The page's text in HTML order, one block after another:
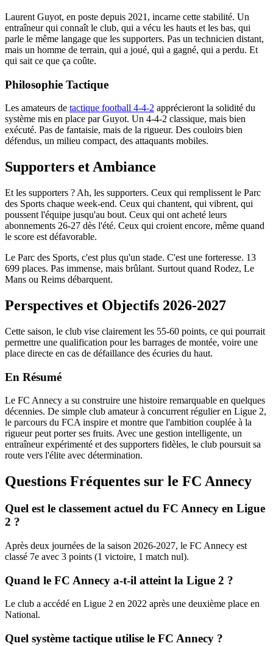
Laurent Guyot, en poste depuis 2021, incarne cette stabilité. Un
entraîneur qui connaît le club, qui a vécu les hauts et les bas, qui
parle le même langage que les supporters. Pas un technicien distant,
mais un homme de terrain, qui a joué, qui a gagné, qui a perdu. Et
qui sait ce que ça coûte.
Philosophie Tactique
Les amateurs de tactique football 4-4-2 apprécieront la solidité du
système mis en place par Guyot. Un 4-4-2 classique, mais bien
exécuté. Pas de fantaisie, mais de la rigueur. Des couloirs bien
défendus, un milieu compact, des attaquants mobiles.
Supporters et Ambiance
Et les supporters ? Ah, les supporters. Ceux qui remplissent le Parc
des Sports chaque week-end. Ceux qui chantent, qui vibrent, qui
poussent l'équipe jusqu'au bout. Ceux qui ont acheté leurs
abonnements 26-27 dès l'été. Ceux qui croient encore, même quand
le score est défavorable.
Le Parc des Sports, c'est plus qu'un stade. C'est une forteresse. 13
699 places. Pas immense, mais brûlant. Surtout quand Rodez, Le
Mans ou Reims débarquent.
Perspectives et Objectifs 2026-2027
Cette saison, le club vise clairement les 55-60 points, ce qui pourrait
permettre une qualification pour les barrages de montée, voire une
place directe en cas de défaillance des écuries du haut.
En Résumé
Le FC Annecy a su construire une histoire remarquable en quelques
décennies. De simple club amateur à concurrent régulier en Ligue 2,
le parcours du FCA inspire et montre que l'ambition couplée à la
rigueur peut porter ses fruits. Avec une gestion intelligente, un
entraîneur expérimenté et des supporters fidèles, le club poursuit sa
route vers l'élite avec détermination.
Questions Fréquentes sur le FC Annecy
Quel est le classement actuel du FC Annecy en Ligue
2 ?
Après deux journées de la saison 2026-2027, le FC Annecy est
classé 7e avec 3 points (1 victoire, 1 match nul).
Quand le FC Annecy a-t-il atteint la Ligue 2 ?
Le club a accédé en Ligue 2 en 2022 après une deuxième place en
National.
Quel système tactique utilise le FC Annecy ?